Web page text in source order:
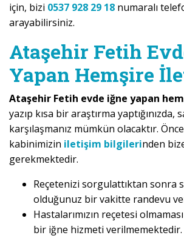
için, bizi 0537 928 29 18 numaralı
arayabilirsiniz.
Ataşehir Fetih
Yapan Hemşire
Ataşehir Fetih evde iğne yapan
yazıp kısa bir araştırma yaptığınızda,
karşılaşmanız mümkün olacaktır.
kabinimizin iletişim bilgilerinden
gerekmektedir.
Reçetenizi sorgulattıktan sonra
olduğunuz bir vakitte randevu
Hastalarımızın reçetesi
bir iğne hizmeti verilmemektedir.